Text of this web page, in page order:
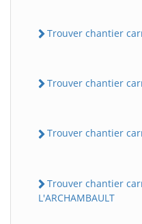
Trouver chantier
Trouver chantier
Trouver chantier
Trouver chantier
L'ARCHAMBAULT